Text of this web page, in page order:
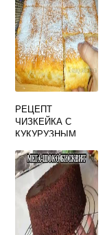
РЕЦЕПТ
ЧИЗКЕЙКА С
КУКУРУЗНЫМ